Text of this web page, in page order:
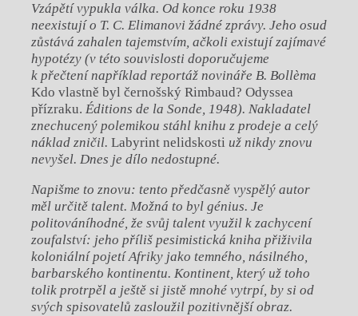
Vzápětí vypukla válka. Od konce roku 1938
neexistují o T. C. Elimanovi žádné zprávy. Jeho osud
zůstává zahalen tajemstvím, ačkoli existují zajímavé
hypotézy (v této souvislosti doporučujeme
k přečtení například reportáž novináře B. Bollèma
Kdo vlastně byl černošský Rimbaud? Odyssea
přízraku. Éditions de la Sonde, 1948). Nakladatel
znechucený polemikou stáhl knihu z prodeje a celý
náklad zničil. Labyrint nelidskosti už nikdy znovu
nevyšel. Dnes je dílo nedostupné.
Napišme to znovu: tento předčasně vyspělý autor
měl určitě talent. Možná to byl génius. Je
politováníhodné, že svůj talent využil k zachycení
zoufalství: jeho příliš pesimistická kniha přiživila
koloniální pojetí Afriky jako temného, násilného,
barbarského kontinentu. Kontinent, který už toho
tolik protrpěl a ještě si jistě mnohé vytrpí, by si od
svých spisovatelů zasloužil pozitivnější obraz.